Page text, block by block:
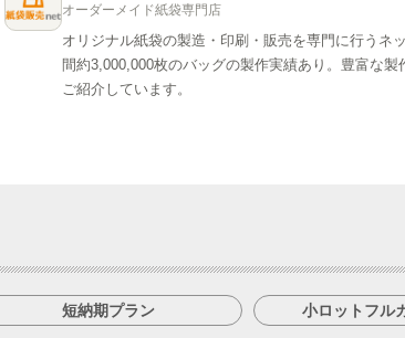
オーダーメイド紙袋専門店
オリジナル紙袋の製造・印刷・販売を専門に行うネ
間約3,000,000枚のバッグの製作実績あり。豊富な
ご紹介しています。
短納期プラン 小ロットフル